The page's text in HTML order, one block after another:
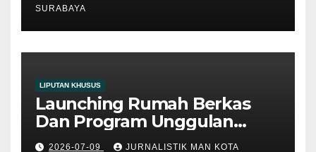
SURABAYA
LIPUTAN KHUSUS
Launching Rumah Berkas
Dan Program Unggulan
Kankemenag Kota Surabaya:
2026-07-09 JURNALISTIK MAN KOTA